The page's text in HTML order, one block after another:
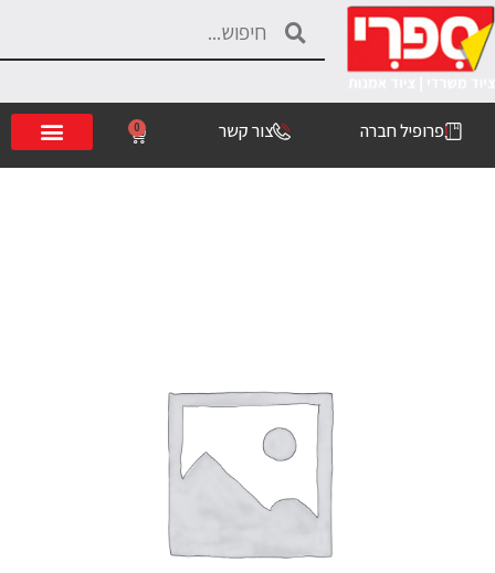
פרופיל חברה צור קשר 0